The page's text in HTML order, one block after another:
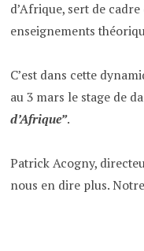
d’Afrique, sert de
enseignements
C’est dans cette
au 3 mars le stage de
d’Afrique”.
Patrick Acogny,
nous en dire plus.